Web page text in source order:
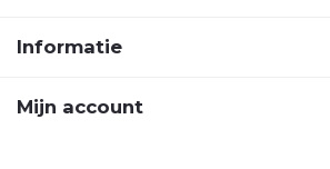
Informatie
Mijn account